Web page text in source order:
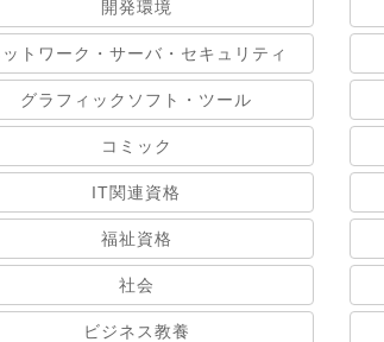
開発環境
ットワーク・サーバ・セキュリティ
グラフィックソフト・ツール
コミック
IT関連資格
福祉資格
社会
ビジネス教養